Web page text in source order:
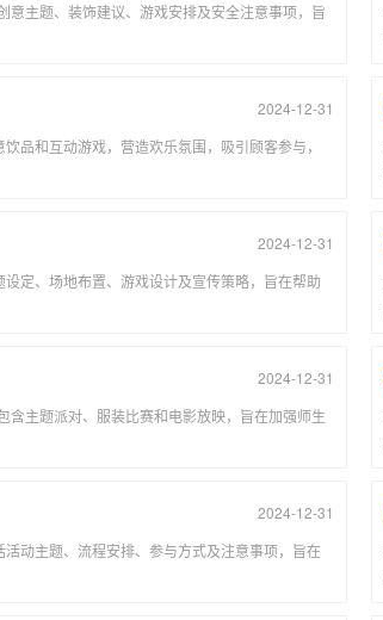
主题、装饰建议、游戏安排及安全注意事项，旨
2024-12-31
品和互动游戏，营造欢乐氛围，吸引顾客参与，
2024-12-31
定、场地布置、游戏设计及宣传策略，旨在帮助
2024-12-31
主题派对、服装比赛和电影放映，旨在加强师生
2024-12-31
动主题、流程安排、参与方式及注意事项，旨在